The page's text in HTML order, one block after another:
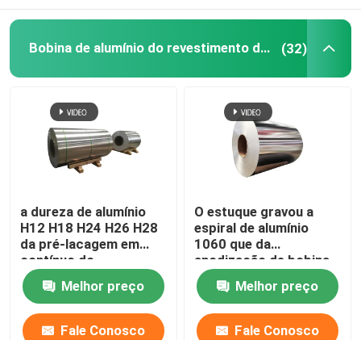
Bobina de alumínio do revestimento do moinho (32)
a dureza de alumínio
H12 H18 H24 H26 H28
da pré-lacagem em
contínuo do
revestimento do
moinho 3003 1100-
H14 laminou 0,027
Melhor preço
Fale Conosco
O estuque gravou a
espiral de alumínio
1060 que da
anodização de bobina
o emperramento 1050
H14 revestiu Pvc 0.1-
300mm
Melhor preço
Fale Conosco